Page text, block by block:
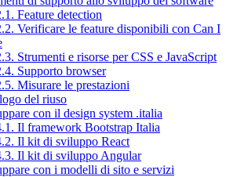
Feature detection
Verificare le feature disponibili con Can I
Strumenti e risorse per CSS e JavaScript
Supporto browser
Misurare le prestazioni
del riuso
con il design system .italia
Il framework Bootstrap Italia
Il kit di sviluppo React
Il kit di sviluppo Angular
con i modelli di sito e servizi